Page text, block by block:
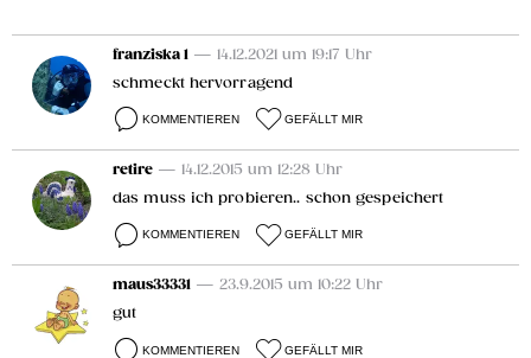
franziska 1 — 14.12.2021 um 19:17 Uhr
schmeckt hervorragend
KOMMENTIEREN GEFÄLLT MIR
retire — 14.12.2015 um 12:28 Uhr
das muss ich probieren.. schon gespeichert
KOMMENTIEREN GEFÄLLT MIR
maus33331 — 23.9.2015 um 10:22 Uhr
gut
KOMMENTIEREN GEFÄLLT MIR